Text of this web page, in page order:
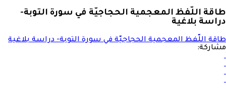
طاقة اللّفظ المعجمية الحجاجيّة في سورة التوبة-
دراسة بلاغية
طاقة اللّفظ المعجمية الحجاجيّة في سورة التوبة- دراسة بلاغية
مشاركة: